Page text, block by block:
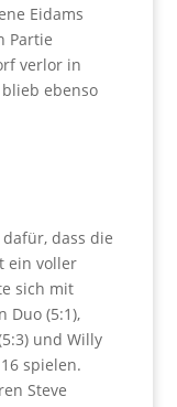
Eidams
Partie
verlor in
ebenso
dass die
ein voller
sich mit
Duo (5:1),
und Willy
spielen.
Steve